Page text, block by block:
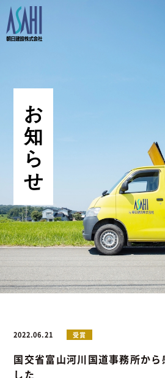
事業案内
会社情報
採用情報
お知らせ
BLOG
お問い合わせ
お問い合わせ 076-441-3201
2022.06.21 受賞
国交省富山河川国道事務所か
した